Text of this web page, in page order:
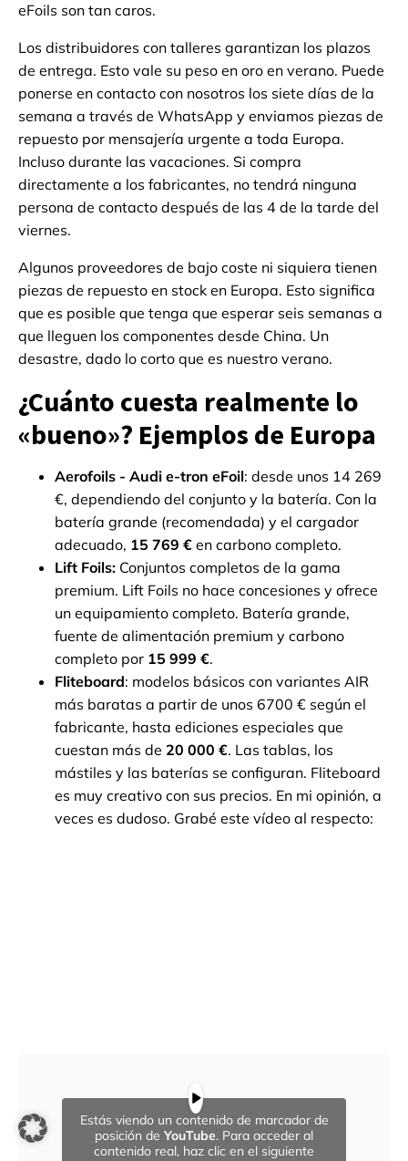
eFoils son tan caros.
Los distribuidores con talleres garantizan los plazos
de entrega. Esto vale su peso en oro en verano. Puede
ponerse en contacto con nosotros los siete días de la
semana a través de WhatsApp y enviamos piezas de
repuesto por mensajería urgente a toda Europa.
Incluso durante las vacaciones. Si compra
directamente a los fabricantes, no tendrá ninguna
persona de contacto después de las 4 de la tarde del
viernes.
Algunos proveedores de bajo coste ni siquiera tienen
piezas de repuesto en stock en Europa. Esto significa
que es posible que tenga que esperar seis semanas a
que lleguen los componentes desde China. Un
desastre, dado lo corto que es nuestro verano.
¿Cuánto cuesta realmente lo
«bueno»? Ejemplos de Europa
Aerofoils - Audi e-tron eFoil: desde unos 14 269
€, dependiendo del conjunto y la batería. Con la
batería grande (recomendada) y el cargador
adecuado, 15 769 € en carbono completo.
Lift Foils: Conjuntos completos de la gama
premium. Lift Foils no hace concesiones y ofrece
un equipamiento completo. Batería grande,
fuente de alimentación premium y carbono
completo por 15 999 €.
Fliteboard: modelos básicos con variantes AIR
más baratas a partir de unos 6700 € según el
fabricante, hasta ediciones especiales que
cuestan más de 20 000 €. Las tablas, los
mástiles y las baterías se configuran. Fliteboard
es muy creativo con sus precios. En mi opinión, a
veces es dudoso. Grabé este vídeo al respecto:
Estás viendo un contenido de marcador de
posición de YouTube. Para acceder al
contenido real, haz clic en el siguiente